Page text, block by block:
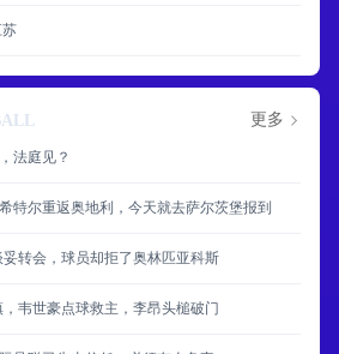
苏
更多
法庭见？
特尔重返奥地利，今天就去萨尔茨堡报到
转会，球员却拒了奥林匹亚科斯
韦世豪点球救主，李昂头槌破门